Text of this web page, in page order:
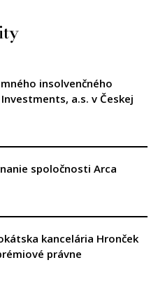
insolvenčného
a.s. v Českej
spoločnosti Arca
kancelária Hronček
právne